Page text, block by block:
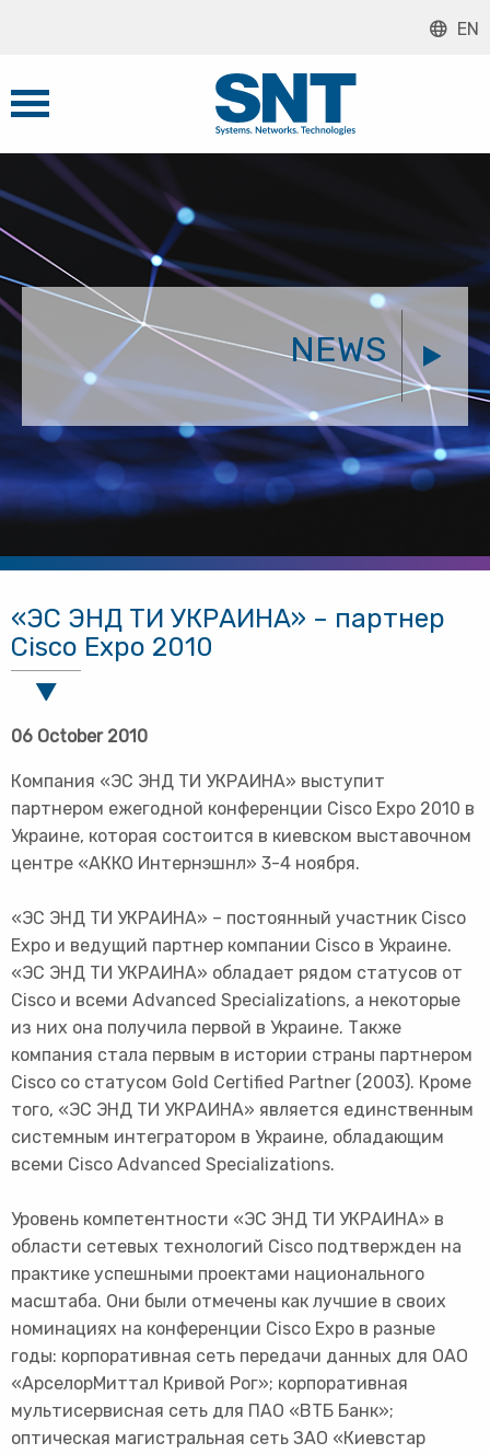
EN
NEWS
«ЭС ЭНД ТИ УКРАИНА» – партнер
Cisco Expo 2010
06 October 2010
Компания «ЭС ЭНД ТИ УКРАИНА» выступит
партнером ежегодной конференции Cisco Expo 2010 в
Украине, которая состоится в киевском выставочном
центре «АККО Интернэшнл» 3-4 ноября.
«ЭС ЭНД ТИ УКРАИНА» – постоянный участник Cisco
Expo и ведущий партнер компании Cisco в Украине.
«ЭС ЭНД ТИ УКРАИНА» обладает рядом статусов от
Cisco и всеми Advanced Specializations, а некоторые
из них она получила первой в Украине. Также
компания стала первым в истории страны партнером
Cisco со статусом Gold Certified Partner (2003). Кроме
того, «ЭС ЭНД ТИ УКРАИНА» является единственным
системным интегратором в Украине, обладающим
всеми Cisco Advanced Specializations.
Уровень компетентности «ЭС ЭНД ТИ УКРАИНА» в
области сетевых технологий Cisco подтвержден на
практике успешными проектами национального
масштаба. Они были отмечены как лучшие в своих
номинациях на конференции Cisco Expo в разные
годы: корпоративная сеть передачи данных для ОАО
«АрселорМиттал Кривой Рог»; корпоративная
мультисервисная сеть для ПАО «ВТБ Банк»;
оптическая магистральная сеть ЗАО «Киевстар